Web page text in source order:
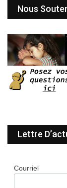
Nous
Lettre
Courriel